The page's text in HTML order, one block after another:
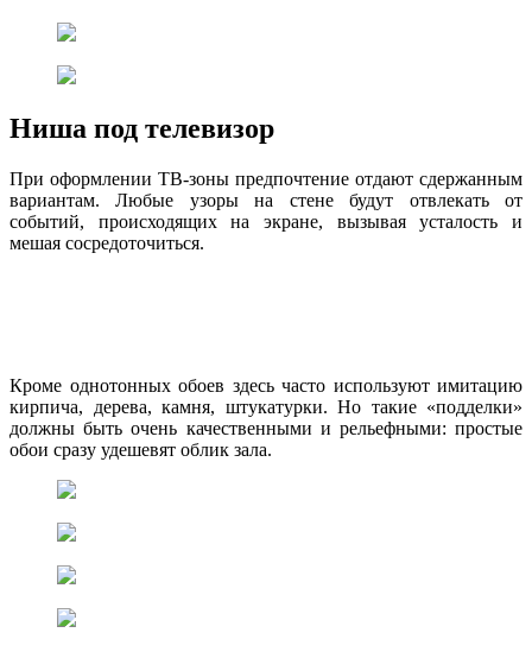
Ниша под телевизор
При оформлении ТВ-зоны предпочтение отдают сдержанным
вариантам. Любые узоры на стене будут отвлекать от
событий, происходящих на экране, вызывая усталость и
мешая сосредоточиться.
Кроме однотонных обоев здесь часто используют имитацию
кирпича, дерева, камня, штукатурки. Но такие «подделки»
должны быть очень качественными и рельефными: простые
обои сразу удешевят облик зала.